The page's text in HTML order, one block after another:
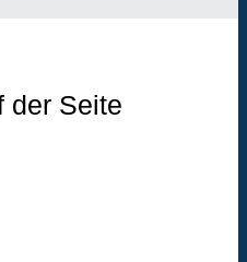
der Seite